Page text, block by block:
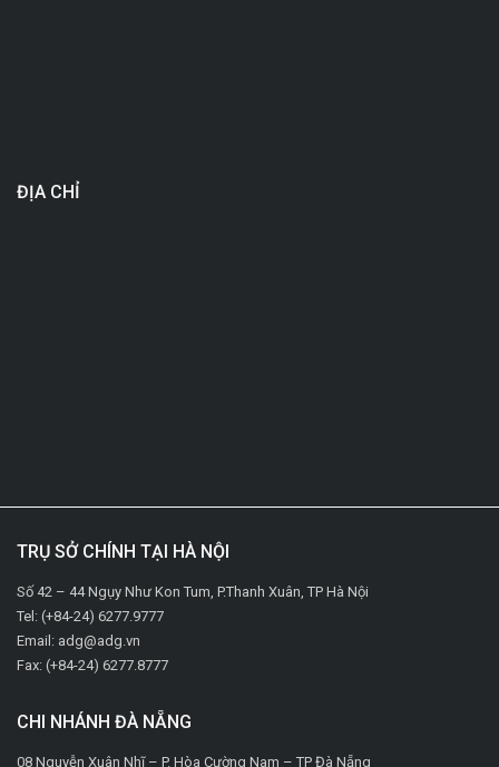
ĐỊA CHỈ
TRỤ SỞ CHÍNH TẠI HÀ NỘI
Số 42 – 44 Ngụy Như Kon Tum, P.Thanh Xuân, TP Hà Nội
Tel: (+84-24) 6277.9777
Email: adg@adg.vn
Fax: (+84-24) 6277.8777
CHI NHÁNH ĐÀ NẴNG
08 Nguyễn Xuân Nhĩ – P. Hòa Cường Nam – TP Đà Nẵng